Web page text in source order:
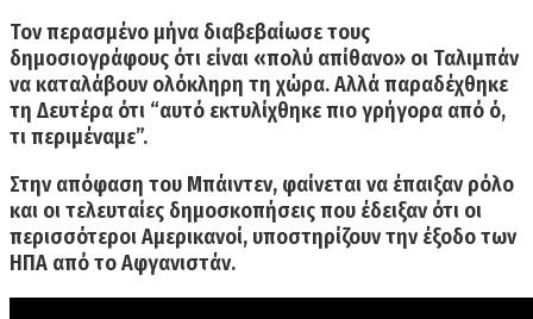
Τον περασμένο μήνα διαβεβαίωσε τους
δημοσιογράφους ότι είναι «πολύ απίθανο» οι Ταλιμπάν
να καταλάβουν ολόκληρη τη χώρα. Αλλά παραδέχθηκε
τη Δευτέρα ότι “αυτό εκτυλίχθηκε πιο γρήγορα από ό,
τι περιμέναμε”.
Στην απόφαση του Μπάιντεν, φαίνεται να έπαιξαν ρόλο
και οι τελευταίες δημοσκοπήσεις που έδειξαν ότι οι
περισσότεροι Αμερικανοί, υποστηρίζουν την έξοδο των
ΗΠΑ από το Αφγανιστάν.